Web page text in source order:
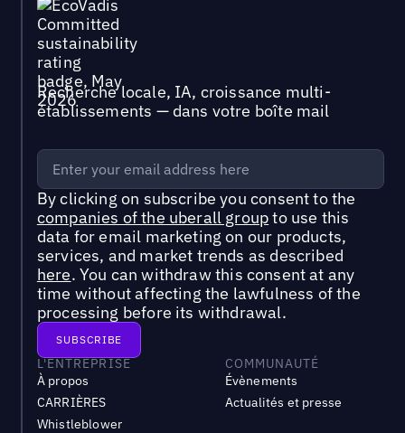
Recherche locale, IA, croissance multi-
établissements — dans votre boîte mail
By clicking on subscribe you consent to the
companies of the uberall groupto use this
data for email marketing on our products,
services, and market trends as described
here. You can withdraw this consent at any
time without affecting the lawfulness of the
processing before its withdrawal.
L'ENTREPRISE
À propos
CARRIÈRES
Whistleblower
COMMUNAUTÉ
Évènements
Actualités et presse